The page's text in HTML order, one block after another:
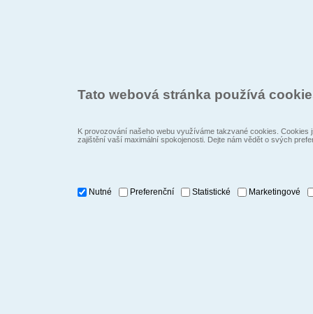
Tato webová stránka používá
K provozování našeho webu využíváme takzvané cookies.
zajištění vaší maximální spokojenosti. Dejte nám vědět o svých
Nutné Preferenční Statistické Marketingové